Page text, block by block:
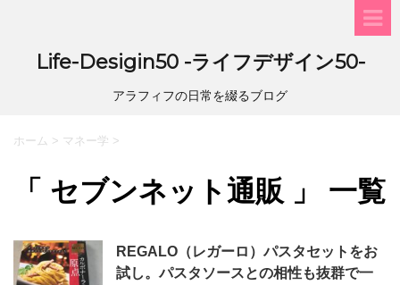
Life-Desigin50 -ライフデザイン50-
アラフィフの日常を綴るブログ
ホーム > マネー学 >
「 セブンネット通販 」 一覧
REGALO（レガーロ）パスタセットをお
試し。パスタソースとの相性も抜群で一